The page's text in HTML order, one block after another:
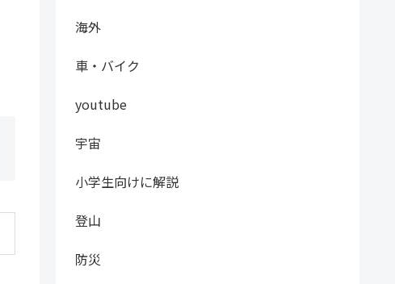
海外
車・バイク
youtube
宇宙
小学生向けに解説
登山
防災